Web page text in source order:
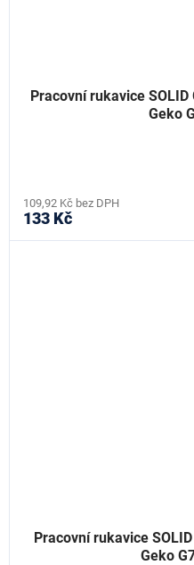
Pracovní rukavice
Geko
109,92 Kč bez DPH
133 Kč
Pracovní rukavice
Geko